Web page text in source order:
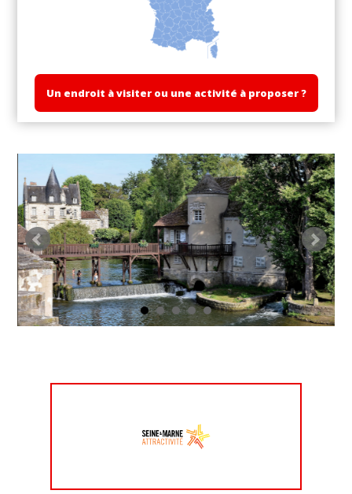
Un endroit à visiter ou une activité à proposer ?